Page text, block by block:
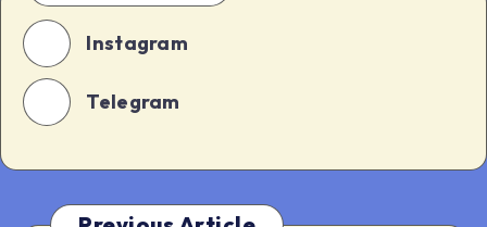
Instagram
Telegram